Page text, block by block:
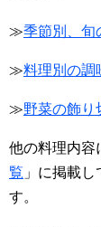
≫季節別、旬
≫料理別の調
≫野菜の飾り
他の料理内容
覧 」に掲載
す。